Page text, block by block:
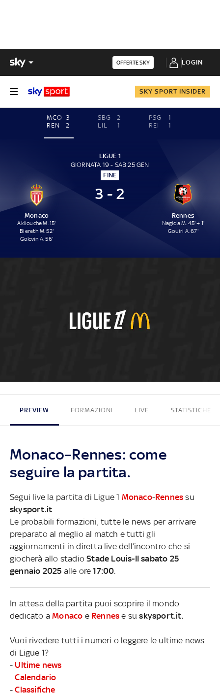
OFFERTE SKY LOGIN
SKY SPORT INSIDER
MCO 3
REN
2
SBG
2
LIL
1
PSG
1
REI
1
LIGUE 1
GIORNATA 19 - SAB 25 GEN
FINE
Monaco
Akliouche M. 15'
Biereth M. 52'
Golovin A. 56'
3 - 2
Rennes
Nagida M. 45' + 1'
Gouiri A. 67'
3 - 2
PREVIEW FORMAZIONI LIVE STATISTICHE
Monaco–Rennes: come
seguire la partita.
Segui live la partita di Ligue 1 Monaco-Rennes su
skysport.it
Le probabili formazioni, tutte le news per arrivare
preparato al meglio al match e tutti gli
aggiornamenti in diretta live dell’incontro che si
giocherà allo stadioStade Louis-II sabato 25
gennaio 2025 alle ore17:00
In attesa della partita puoi scoprire il mondo
dedicato aMonaco e Rennes e suskysport.it.
Vuoi rivedere tutti i numeri o leggere le ultime news
di Ligue 1?
- Ultime news
-Calendario
-Classifiche